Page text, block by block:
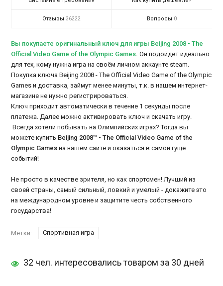
Отзывы 36222 Вопросы 0
Вы покупаете оригинальный ключ для игры Beijing 2008 - The
Official Video Game of the Olympic Games. Он подойдет идеально
для тех, кому нужна игра на своём личном аккаунте steam.
Покупка ключа Beijing 2008 - The Official Video Game of the Olympic
Games и доставка, займут менее минуты, т.к. в нашем интернет-
магазине не нужно регистрироваться.
Ключ приходит автоматически в течение 1 секунды после
платежа. Далее можно активировать ключ и скачать игру.
Всегда хотели побывать на Олимпийских играх? Тогда вы
можете купить Beijing 2008™ - The Official Video Game of the
Olympic Games на нашем сайте и оказаться в самой гуще
событий!
Не просто в качестве зрителя, но как спортсмен! Лучший из
своей страны, самый сильный, ловкий и умелый - докажите это
на международном уровне и защитите честь собственного
государства!
Метки: Спортивная игра
32 чел. интересовались товаром за 30 дней